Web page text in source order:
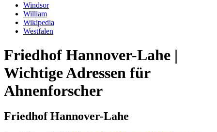
Windsor
William
Wikipedia
Westfalen
Friedhof Hannover-Lahe |
Wichtige Adressen für
Ahnenforscher
Friedhof Hannover-Lahe